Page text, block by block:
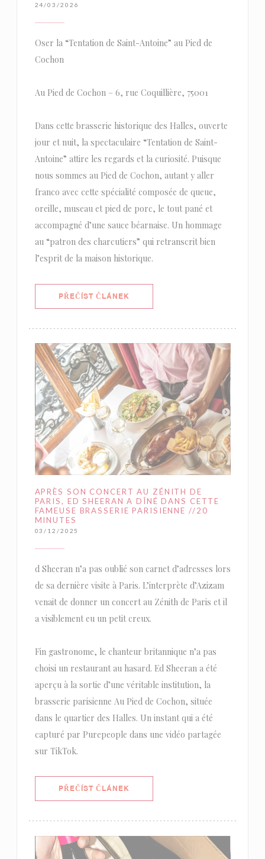
24/03/2026
Oser la “Tentation de Saint-Antoine” au Pied de
Cochon
Au Pied de Cochon – 6, rue Coquillière, 75001
Dans cette brasserie historique des Halles, ouverte
jour et nuit, la spectaculaire “Tentation de Saint-
Antoine” attire les regards et la curiosité. Puisque
nous sommes au Pied de Cochon, autant y aller
franco avec cette spécialité composée de queue,
oreille, museau et pied de porc, le tout pané et
accompagné d’une sauce béarnaise. Un hommage
au “patron des charcutiers” qui retranscrit bien
l’esprit de la maison historique.
PŘEČÍST ČLÁNEK
APRÈS SON CONCERT AU ZÉNITH DE
PARIS, ED SHEERAN A DÎNÉ DANS CETTE
FAMEUSE BRASSERIE PARISIENNE //20
MINUTES
03/12/2025
d Sheeran n’a pas oublié son carnet d’adresses lors
de sa dernière visite à Paris. L’interprète d’Azizam
venait de donner un concert au Zénith de Paris et il
a visiblement eu un petit creux.
Fin gastronome, le chanteur britannique n’a pas
choisi un restaurant au hasard. Ed Sheeran a été
aperçu à la sortie d’une véritable institution, la
brasserie parisienne Au Pied de Cochon, située
dans le quartier des Halles. Un instant qui a été
capturé par Purepeople dans une vidéo partagée
sur TikTok.
PŘEČÍST ČLÁNEK